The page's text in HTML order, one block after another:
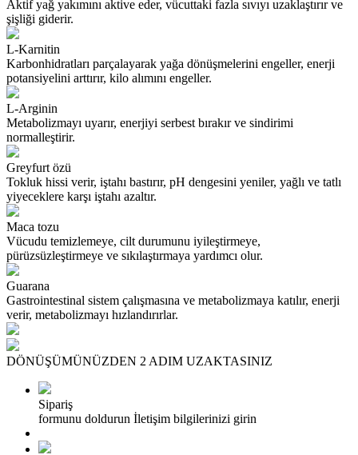
Aktif yağ yakımını aktive eder, vücuttaki fazla sıvıyı uzaklaştırır ve
şişliği giderir.
L-Karnitin
Karbonhidratları parçalayarak yağa dönüşmelerini engeller, enerji
potansiyelini arttırır, kilo alımını engeller.
L-Arginin
Metabolizmayı uyarır, enerjiyi serbest bırakır ve sindirimi
normalleştirir.
Greyfurt özü
Tokluk hissi verir, iştahı bastırır, pH dengesini yeniler, yağlı ve tatlı
yiyeceklere karşı iştahı azaltır.
Maca tozu
Vücudu temizlemeye, cilt durumunu iyileştirmeye,
pürüzsüzleştirmeye ve sıkılaştırmaya yardımcı olur.
Guarana
Gastrointestinal sistem çalışmasına ve metabolizmaya katılır, enerji
verir, metabolizmayı hızlandırırlar.
DÖNÜŞÜMÜNÜZDEN 2 ADIM UZAKTASINIZ
Sipariş
formunu doldurun İletişim bilgilerinizi girin